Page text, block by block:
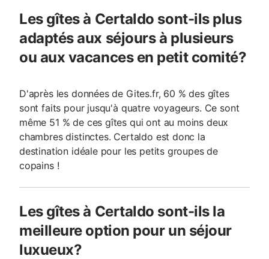
Les gîtes à Certaldo sont-ils plus
adaptés aux séjours à plusieurs
ou aux vacances en petit comité?
D'après les données de Gites.fr, 60 % des gîtes
sont faits pour jusqu'à quatre voyageurs. Ce sont
même 51 % de ces gîtes qui ont au moins deux
chambres distinctes. Certaldo est donc la
destination idéale pour les petits groupes de
copains !
Les gîtes à Certaldo sont-ils la
meilleure option pour un séjour
luxueux?